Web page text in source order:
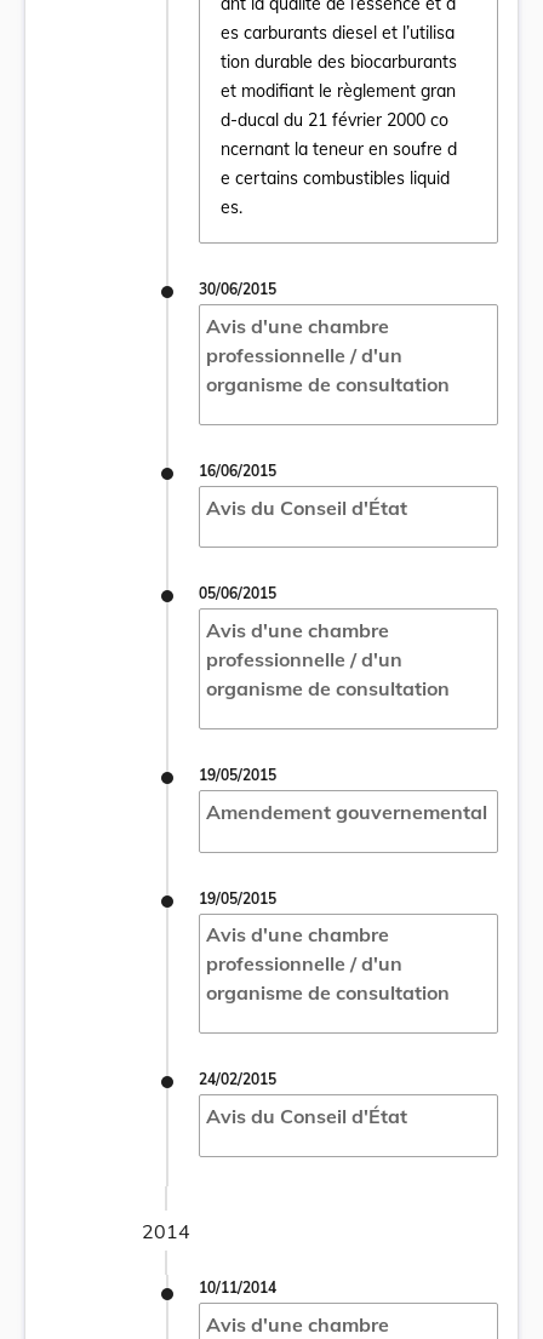
es carburants diesel et l’utilisa
tion durable des biocarburants
et modifiant le règlement gran
d-ducal du 21 février 2000 co
ncernant la teneur en soufre d
e certains combustibles liquid
es.
Ouvrir le document Règlement grand-
30/06/2015
Avis d'une chambre
professionnelle / d'un
organisme de consultation
16/06/2015
Avis du Conseil d'État
05/06/2015
Avis d'une chambre
professionnelle / d'un
organisme de consultation
19/05/2015
Amendement gouvernemental
19/05/2015
Avis d'une chambre
professionnelle / d'un
organisme de consultation
24/02/2015
Avis du Conseil d'État
2014
10/11/2014
Avis d'une chambre